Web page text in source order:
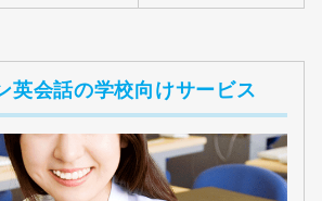
英会話の学校向けサービス